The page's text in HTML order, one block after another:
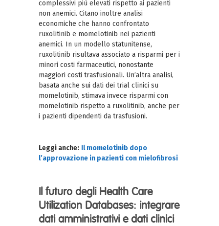
complessivi più elevati rispetto ai pazienti
non anemici. Citano inoltre analisi
economiche che hanno confrontato
ruxolitinib e momelotinib nei pazienti
anemici. In un modello statunitense,
ruxolitinib risultava associato a risparmi per i
minori costi farmaceutici, nonostante
maggiori costi trasfusionali. Un’altra analisi,
basata anche sui dati dei trial clinici su
momelotinib, stimava invece risparmi con
momelotinib rispetto a ruxolitinib, anche per
i pazienti dipendenti da trasfusioni.
Leggi anche: Il momelotinib dopo
l’approvazione in pazienti con mielofibrosi
Il futuro degli Health Care
Utilization Databases: integrare
dati amministrativi e dati clinici